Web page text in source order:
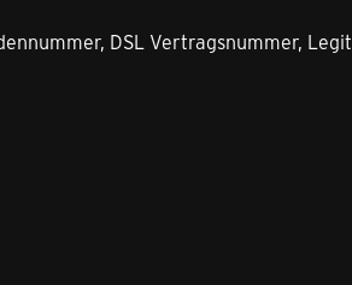
DSL Vertragsnummer,